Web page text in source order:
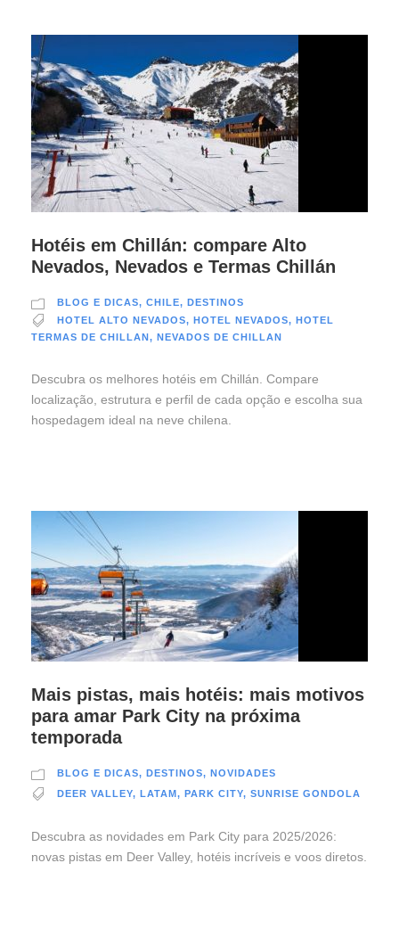
Hotéis em Chillán: compare Alto
Nevados, Nevados e Termas Chillán
BLOG E DICAS, CHILE, DESTINOS
HOTEL ALTO NEVADOS, HOTEL NEVADOS, HOTEL
TERMAS DE CHILLAN
NEVADOS DE CHILLAN
Descubra os melhores hotéis em Chillán. Compare
localização, estrutura e perfil de cada opção e escolha sua
hospedagem ideal na neve chilena.
Mais pistas, mais hotéis: mais motivos
para amar Park City na próxima
temporada
BLOG E DICAS, DESTINOS, NOVIDADES
DEER VALLEY, LATAM, PARK CITY, SUNRISE GONDOLA
Descubra as novidades em Park City para 2025/2026:
novas pistas em Deer Valley, hotéis incríveis e voos diretos.